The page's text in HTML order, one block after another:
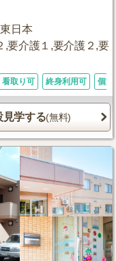
日本
,要介護１,要介護２,要
看取り可 終身利用可 個室
見学する(無料)